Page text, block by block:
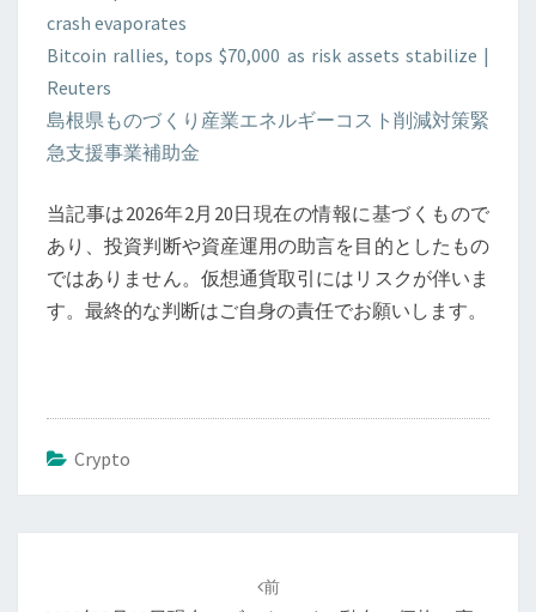
crash evaporates
Bitcoin rallies, tops $70,000 as risk assets stabilize |
Reuters
島根県ものづくり産業エネルギーコスト削減対策緊
急支援事業補助金
当記事は2026年2月20日現在の情報に基づくもので
あり、投資判断や資産運用の助言を目的としたもの
ではありません。仮想通貨取引にはリスクが伴いま
す。最終的な判断はご自身の責任でお願いします。
Crypto
前